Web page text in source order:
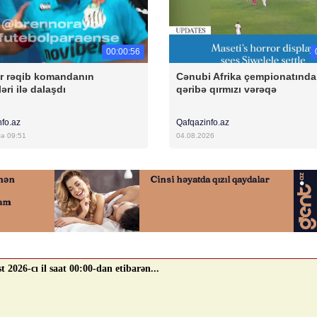
00:00:56
rəqib komandanın
ilə dalaşdı
09:51
Cənubi Afrika çempionatında
qəribə qırmızı vərəqə
Qafqazinfo.az
04.08.2026